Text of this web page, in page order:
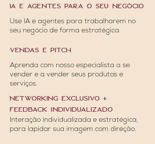
IA e agentes para o seu negÓcio
Use IA e agentes para trabalharem no
seu negócio de forma estratégica.
VENDAS E PITCH
Aprenda com nosso especialista a se
vender e a vender seus produtos e
serviços.
NETWORKING ExclusivO +
Feedback Individualizado
Interação índividualizada e estratégica,
para lapidar sua imagem com direção.